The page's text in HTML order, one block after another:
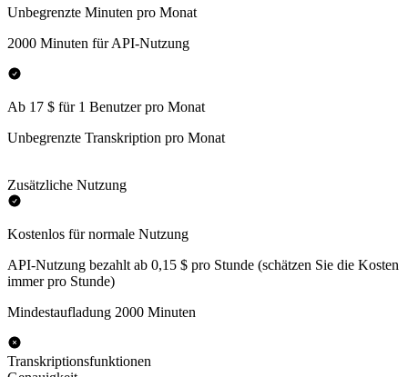
Unbegrenzte Minuten pro Monat
2000 Minuten für API-Nutzung
Ab 17 $ für 1 Benutzer pro Monat
Unbegrenzte Transkription pro Monat
Zusätzliche Nutzung
Kostenlos für normale Nutzung
API-Nutzung bezahlt ab 0,15 $ pro Stunde (schätzen Sie die Kosten
immer pro Stunde)
Mindestaufladung 2000 Minuten
Transkriptionsfunktionen